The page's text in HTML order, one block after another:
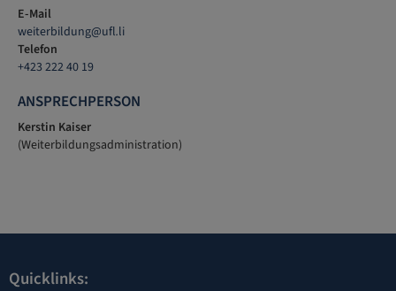
E-Mail
weiterbildung@ufl.li
Telefon
+423 222 40 19
ANSPRECHPERSON
Kerstin Kaiser
(Weiterbildungsadministration)
Quicklinks: